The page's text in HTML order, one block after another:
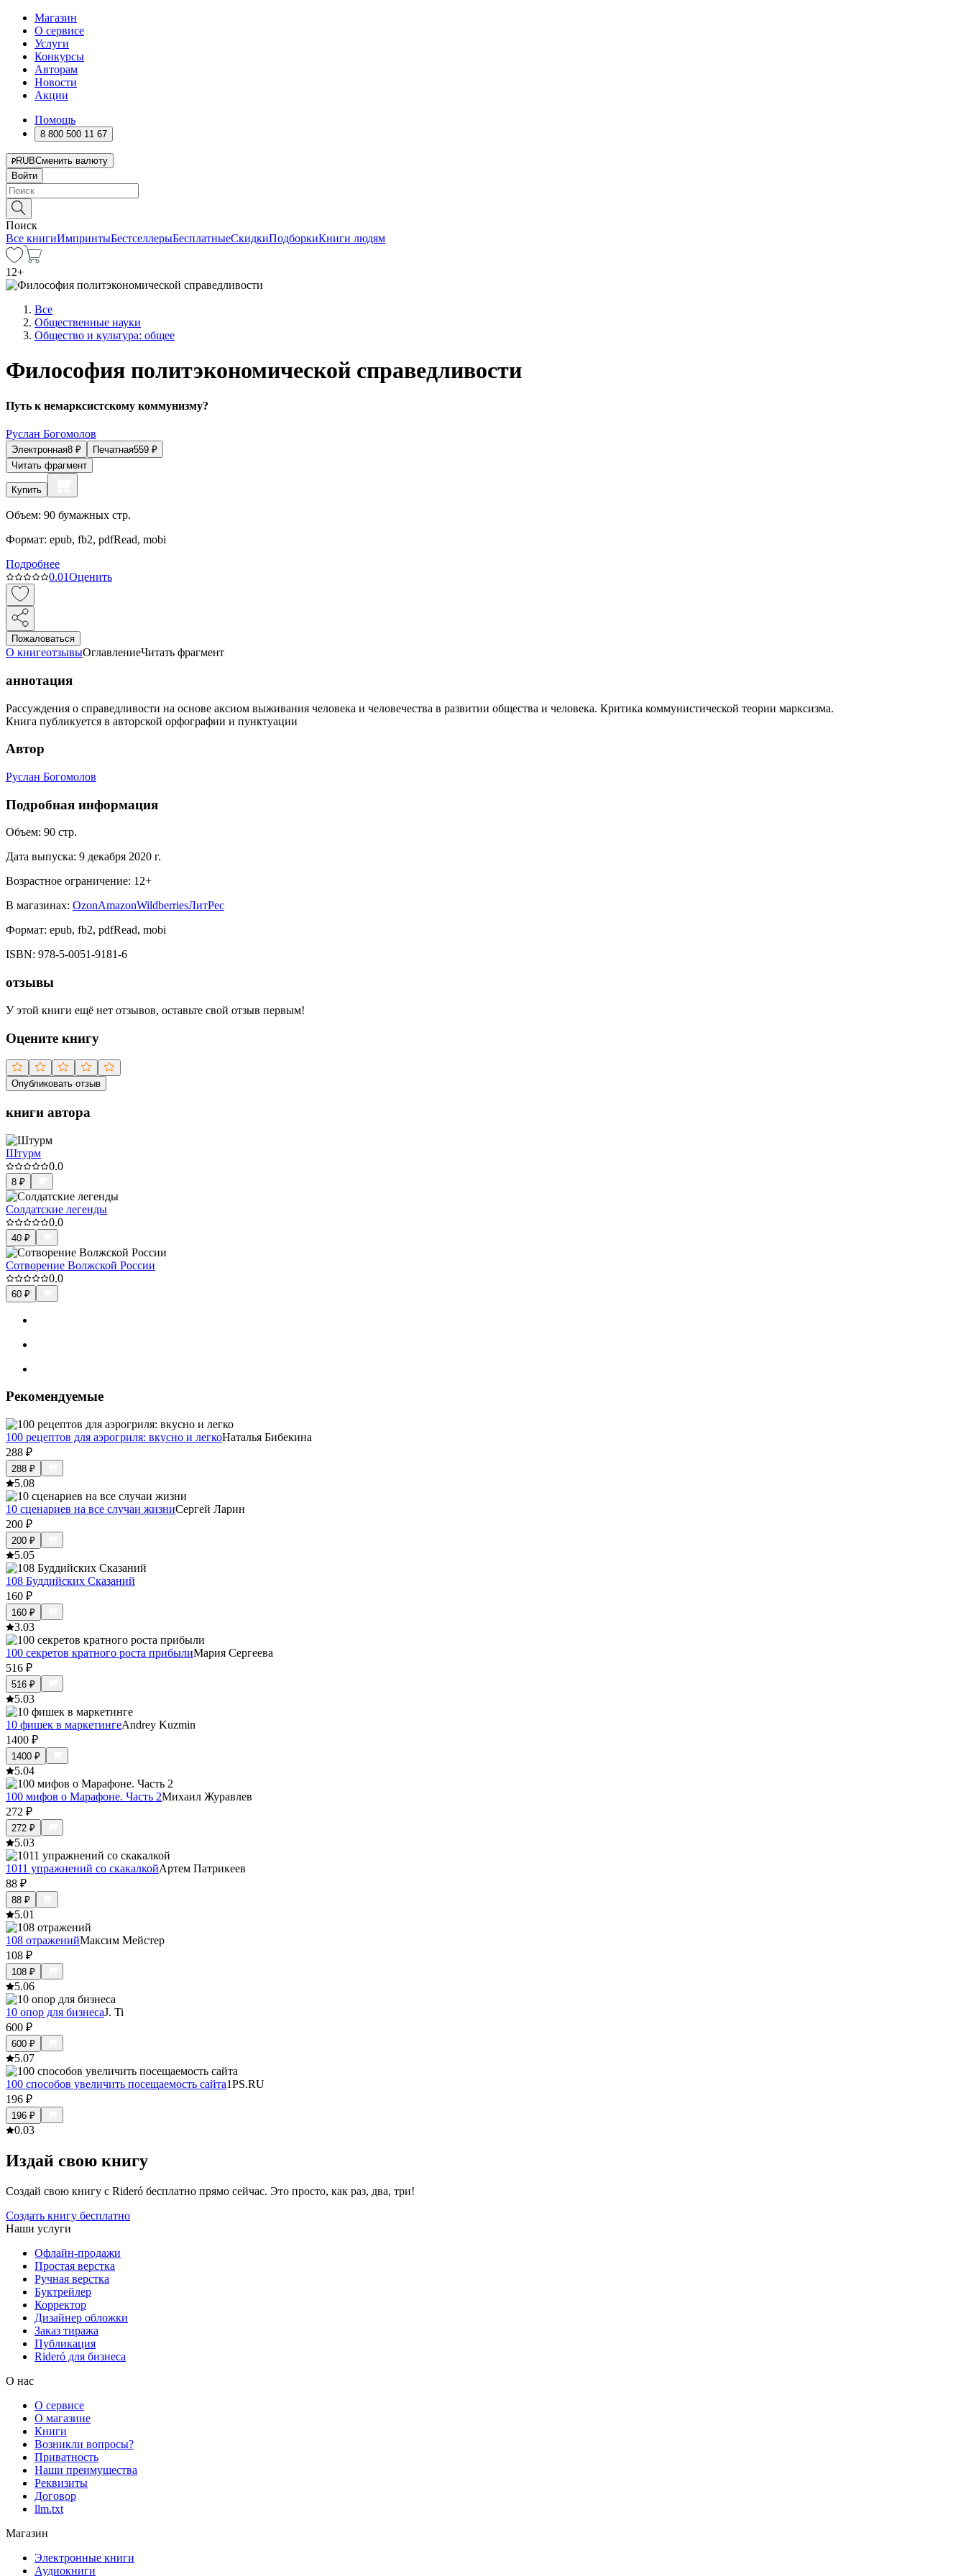
Магазин
О сервисе
Услуги
Конкурсы
Авторам
Новости
Акции
Помощь
8 800 500 11 67
RUBСменить валюту
Войти
Поиск
Все книгиИмпринтыБестселлерыБесплатныеСкидкиПодборкиКниги людям
12+
Все
Общественные науки
Общество и культура: общее
Философия политэкономической справедливости
Путь к немарксистскому коммунизму?
Руслан Богомолов
Электронная8 ₽ Печатная559 ₽
Читать фрагмент
Купить
Объем: 90 бумажных стр.
Формат: epub, fb2, pdfRead, mobi
Подробнее
0.01Оценить
Пожаловаться
О книгеотзывыОглавлениеЧитать фрагмент
аннотация
Рассуждения о справедливости на основе аксиом выживания человека и человечества в развитии общества и человека. Критика коммунистической теории марксизма.
Книга публикуется в авторской орфографии и пунктуации
Автор
Руслан Богомолов
Подробная информация
Объем: 90 стр.
Дата выпуска: 9 декабря 2020 г.
Возрастное ограничение: 12+
В магазинах: OzonAmazonWildberriesЛитРес
Формат: epub, fb2, pdfRead, mobi
ISBN: 978-5-0051-9181-6
отзывы
У этой книги ещё нет отзывов, оставьте свой отзыв первым!
Оцените книгу
Опубликовать отзыв
книги автора
Штурм
0.0
8 ₽
Солдатские легенды
0.0
40 ₽
Сотворение Волжской России
0.0
60 ₽
Рекомендуемые
100 рецептов для аэрогриля: вкусно и легкоНаталья Бибекина
288 ₽
288 ₽
5.08
10 сценариев на все случаи жизниСергей Ларин
200 ₽
200 ₽
5.05
108 Буддийских Сказаний
160 ₽
160 ₽
3.03
100 секретов кратного роста прибылиМария Сергеева
516 ₽
516 ₽
5.03
10 фишек в маркетингеAndrey Kuzmin
1400 ₽
1400 ₽
5.04
100 мифов о Марафоне. Часть 2Михаил Журавлев
272 ₽
272 ₽
5.03
1011 упражнений со скакалкойАртем Патрикеев
88 ₽
88 ₽
5.01
108 отраженийМаксим Мейстер
108 ₽
108 ₽
5.06
10 опор для бизнесаJ. Ti
600 ₽
600 ₽
5.07
100 способов увеличить посещаемость сайта1PS.RU
196 ₽
196 ₽
0.03
Издай свою книгу
Создай свою книгу с Rideró бесплатно прямо сейчас. Это просто, как раз, два, три!
Создать книгу бесплатно
Наши услуги
Офлайн-продажи
Простая верстка
Ручная верстка
Буктрейлер
Корректор
Дизайнер обложки
Заказ тиража
Публикация
Rideró для бизнеса
О нас
О сервисе
О магазине
Книги
Возникли вопросы?
Приватность
Наши преимущества
Реквизиты
Договор
llm.txt
Магазин
Электронные книги
Аудиокниги